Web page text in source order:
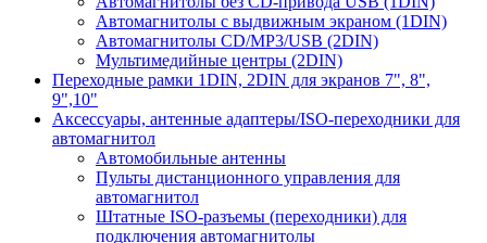
Автомагнитолы с выдвижным экраном (1DIN)
Автомагнитолы CD/MP3/USB (2DIN)
Мультимедийные центры (2DIN)
Переходные рамки 1DIN, 2DIN для экранов 7", 8",
9",10"
Аксессуары, антенные адаптеры/ISO-переходники для
автомагнитол
Автомобильные антенны
Пульты дистанционного управления для
автомагнитол
Штатные ISO-разъемы (переходники) для
подключения автомагнитолы